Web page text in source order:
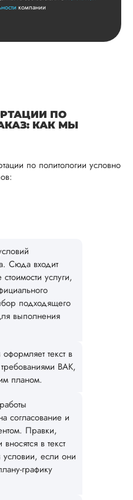
компании
ПО
КАК МЫ
по политологии условно
Сюда входит
услуги,
подходящего
выполнения
текст в
требованиями ВАК,
планом.
согласование и
Правки,
в текст
условии, если они
графику
У меня был заказ
докторскую
попробовала
несколько
Стоимость немного
скинули, за что
Докторская
диссертация
докторскую
теме. Общение
сотрудников на